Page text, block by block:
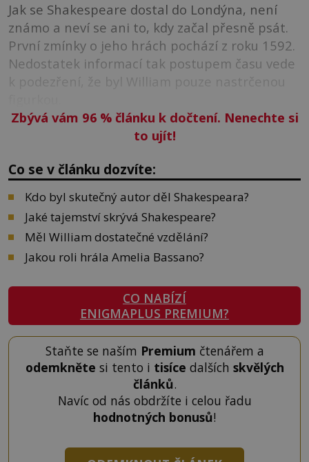
Jak se Shakespeare dostal do Londýna, není
známo a neví se ani to, kdy začal přesně psát.
První zmínky o jeho hrách pochází z roku 1592.
Nedostatek informací tak postupem času vede
k podezření, že byl William pouze nastrčenou
Zbývá vám 96 %článku k dočtení. Nenechte si
to ujít!
Co se v článku dozvíte:
Kdo byl skutečný autor děl Shakespeara?
Jaké tajemství skrývá Shakespeare?
Měl William dostatečné vzdělání?
Jakou roli hrála Amelia Bassano?
CO NABÍZÍ
ENIGMAPLUS PREMIUM?
Staňte se naším Premium čtenářem a
odemkněte si tento i tisíce dalších skvělých
článků.
Navíc od nás obdržíte i celou řadu
hodnotných bonusů!